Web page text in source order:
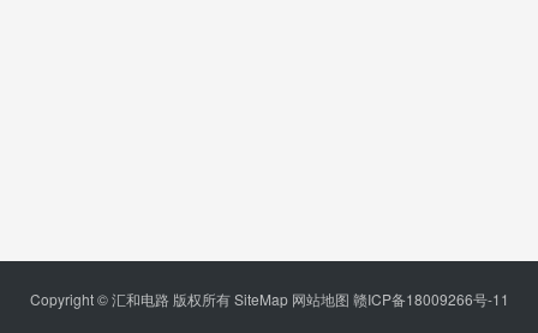
Copyright © 汇和电路 版权所有SiteMap 网站地图 赣ICP备18009266号-11